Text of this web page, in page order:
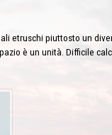
etruschi piuttosto un
è un unità. Difficile